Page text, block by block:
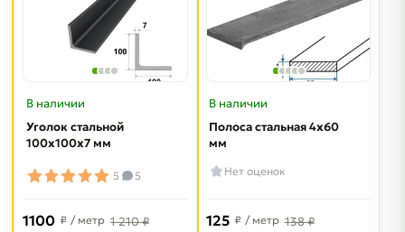
В наличии
Уголок стальной
100х100х7 мм
5 5
1100 ₽ / метр 1 210 ₽
В наличии
Полоса стальная 4х60
мм
Нет оценок
125 ₽ / метр 138 ₽